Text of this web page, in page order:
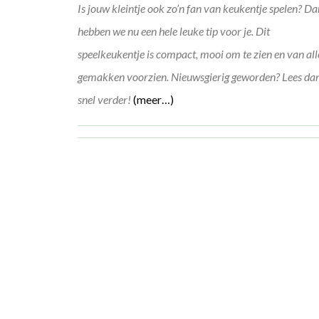
Is jouw kleintje ook zo’n fan van keukentje spelen?
hebben we nu een hele leuke tip voor je. Dit
speelkeukentje is compact, mooi om te zien en van
gemakken voorzien. Nieuwsgierig geworden? Lees
snel verder! (meer…)